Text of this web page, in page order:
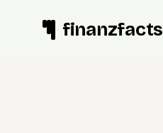
finanzfacts